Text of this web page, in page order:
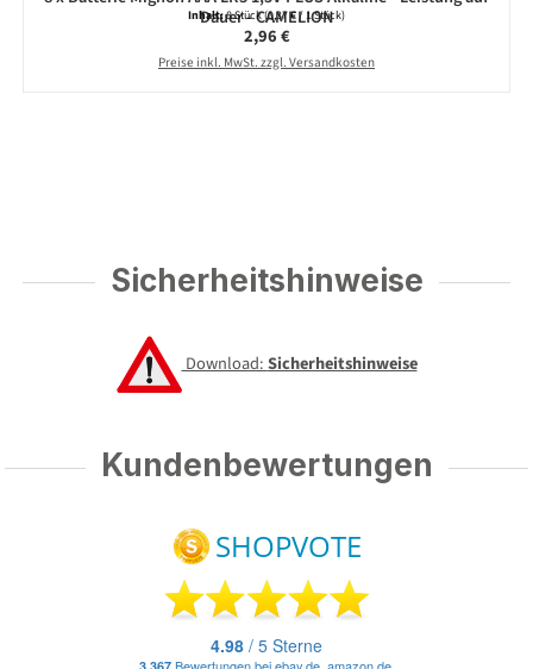
Dauer - CAMELION
Inhalt:8 Stück(0,37 € / 1 Stück)
Regulärer Preis:
2,96 €
Preise inkl. MwSt. zzgl. Versandkosten
Sicherheitshinweise
Download:Sicherheitshinweise
Kundenbewertungen